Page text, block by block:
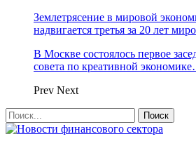
Землетрясение в мировой
надвигается третья за 20 лет
В Москве состоялось первое
совета по креативной
Prev Next